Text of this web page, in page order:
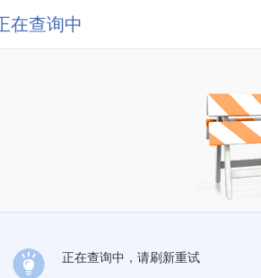
在查询中
正在查询中，请刷新重试